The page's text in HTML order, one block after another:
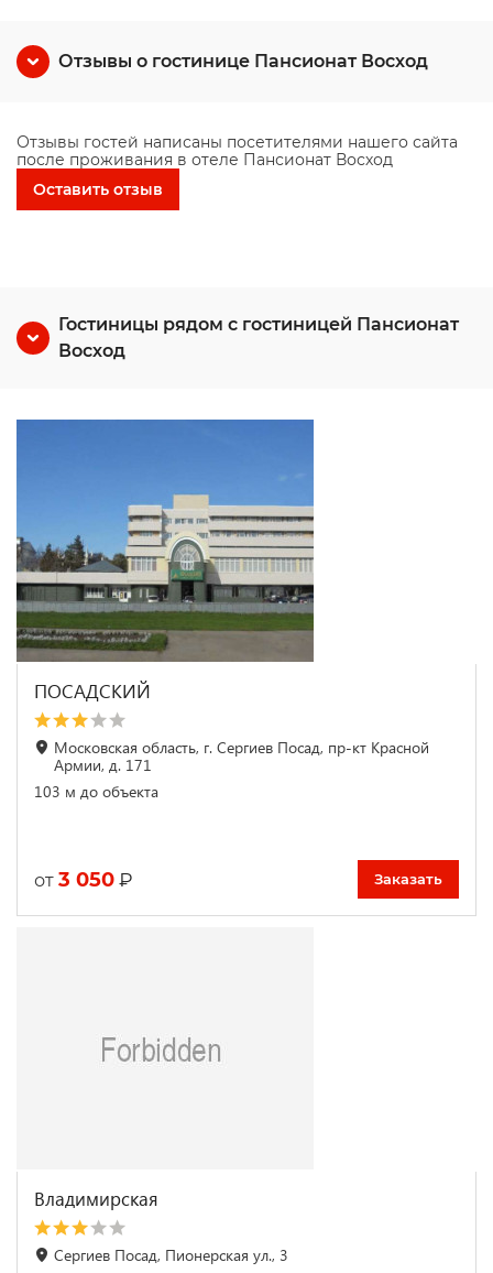
Отзывы о гостинице Пансионат Восход
Отзывы гостей написаны посетителями нашего сайта
после проживания в отеле Пансионат Восход
Оставить отзыв
Гостиницы рядом с гостиницей Пансионат
Восход
ПОСАДСКИЙ
Московская область, г. Сергиев Посад, пр-кт Красной
Армии, д. 171
103 м до объекта
от 3 050 ₽ Заказать
Владимирская
Сергиев Посад, Пионерская ул., 3